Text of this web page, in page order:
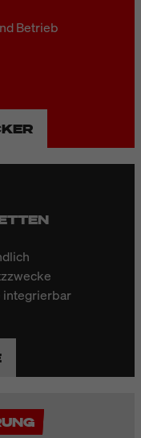
Betrieb
integrierbar